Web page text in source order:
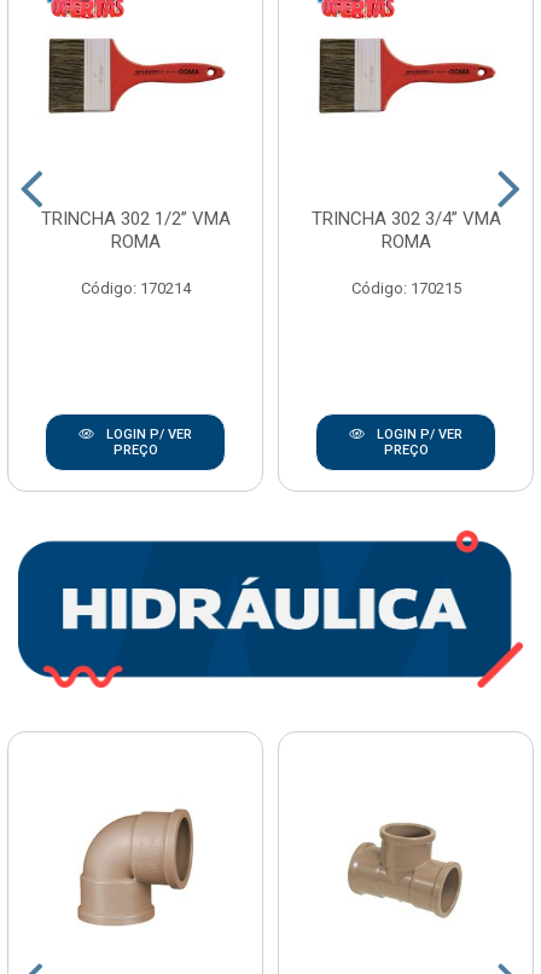
TRINCHA 302 1/2” VMA
ROMA
Código: 170214
LOGIN P/ VER
PREÇO
TRINCHA 302 3/4” VMA
ROMA
Código: 170215
LOGIN P/ VER
PREÇO